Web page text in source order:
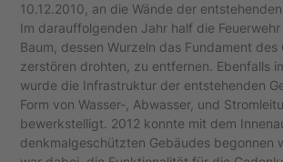
10.12.2010, an die Wände der
Im darauffolgenden Jahr half die
Baum, dessen Wurzeln das Fundament des
zerstören drohten, zu entfernen. Ebenfalls
wurde die Infrastruktur der entstehenden
Form von Wasser-, Abwasser, und
bewerkstelligt. 2012 konnte mit dem
denkmalgeschützten Gebäudes begonnen